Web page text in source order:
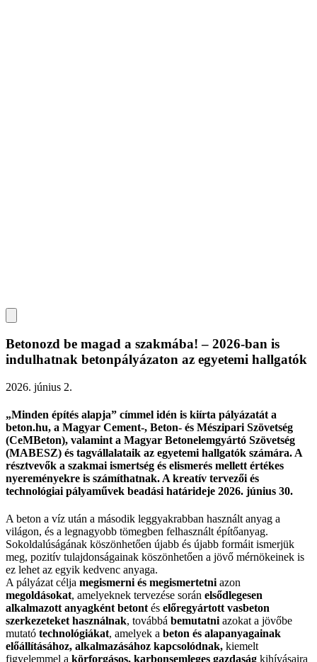
Betonozd be magad a szakmába! – 2026-ban is
indulhatnak betonpályázaton az egyetemi hallgatók
2026. június 2.
„Minden építés alapja” címmel idén is kiírta pályázatát a
beton.hu, a Magyar Cement-, Beton- és Mészipari Szövetség
(CeMBeton), valamint a Magyar Betonelemgyártó Szövetség
(MABESZ) és tagvállalataik az egyetemi hallgatók számára. A
résztvevők a szakmai ismertség és elismerés mellett értékes
nyereményekre is számíthatnak. A kreatív tervezői és
technológiai pályaművek beadási határideje 2026. június 30.
A beton a víz után a második leggyakrabban használt anyag a
világon, és a legnagyobb tömegben felhasznált építőanyag.
Sokoldalúságának köszönhetően újabb és újabb formáit ismerjük
meg, pozitív tulajdonságainak köszönhetően a jövő mérnökeinek is
ez lehet az egyik kedvenc anyaga.
A pályázat célja megismerni és megismertetni azon
megoldásokat, amelyeknek tervezése során elsődlegesen
alkalmazott anyagként betont és előregyártott vasbeton
szerkezeteket használnak, továbbá bemutatni azokat a jövőbe
mutató technológiákat, amelyek a beton és alapanyagainak
előállításához, alkalmazásához kapcsolódnak, kiemelt
figyelemmel a körforgásos, karbonsemleges gazdaság kihívásaira